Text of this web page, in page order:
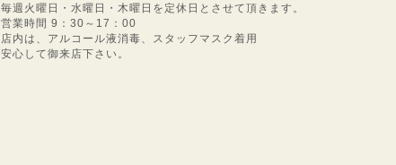
毎週火曜日・水曜日・木曜日を定休日とさせて頂きます。
営業時間 9：30～17：00
店内は、アルコール液消毒、スタッフマスク着用
安心して御来店下さい。